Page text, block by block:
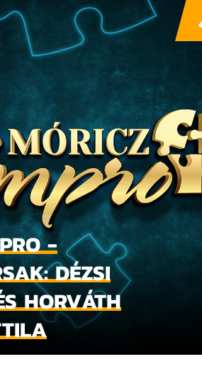
-
DÉZSI
HORVÁTH